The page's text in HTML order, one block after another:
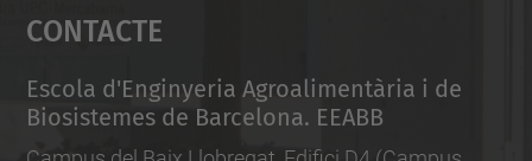
powered by
Contacte
Escola d'Enginyeria Agroalimentària i de
Biosistemes de Barcelona. EEABB